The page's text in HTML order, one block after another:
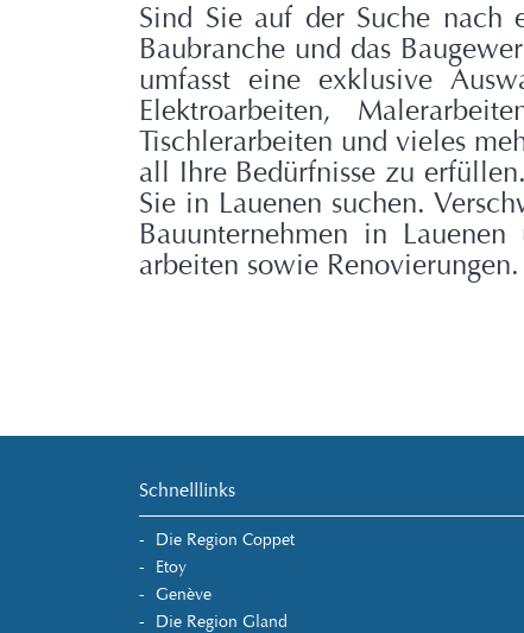
Sind Sie auf der Suche nach
Baubranche und das
umfasst eine exklusive
Elektroarbeiten,
Tischlerarbeiten und vieles
all Ihre Bedürfnisse zu
Sie in Lauenen suchen.
Bauunternehmen in
arbeiten sowie Renovierungen.
Schnelllinks
Die Region Coppet
Etoy
Genève
Die Region Gland